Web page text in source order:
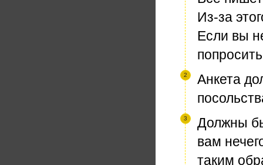
Из-за
Если вы
Анкета
Должны
вам
таким